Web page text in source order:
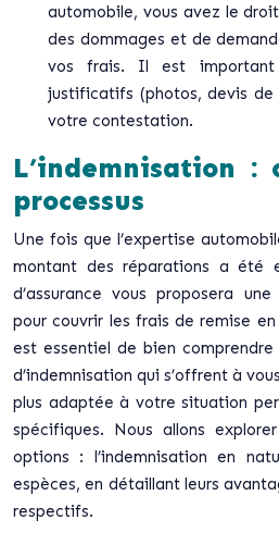
automobile, vous avez le
des dommages et de
vos frais. Il est important
justificatifs (photos, devis
votre contestation.
L’indemnisation :
processus
Une fois que l’expertise
montant des réparations a été
d’assurance vous proposera
pour couvrir les frais de remise
est essentiel de bien
d’indemnisation qui s’offrent à
plus adaptée à votre situation
spécifiques. Nous allons
options : l’indemnisation en
espèces, en détaillant leurs
respectifs.